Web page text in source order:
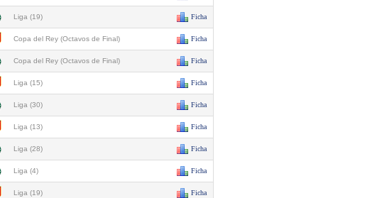
Liga (19) Ficha
Copa del Rey (Octavos de Final) Ficha
Copa del Rey (Octavos de Final) Ficha
Liga (15) Ficha
Liga (30) Ficha
Liga (13) Ficha
Liga (28) Ficha
Liga (4) Ficha
Liga (19) Ficha